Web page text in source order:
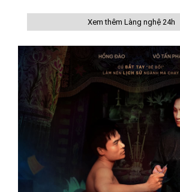
Xem thêm Làng nghệ 24h